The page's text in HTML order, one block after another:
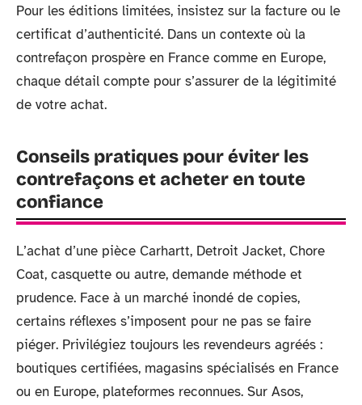
Pour les éditions limitées, insistez sur la facture ou le
certificat d’authenticité. Dans un contexte où la
contrefaçon prospère en France comme en Europe,
chaque détail compte pour s’assurer de la légitimité
de votre achat.
Conseils pratiques pour éviter les
contrefaçons et acheter en toute
confiance
L’achat d’une pièce Carhartt, Detroit Jacket, Chore
Coat, casquette ou autre, demande méthode et
prudence. Face à un marché inondé de copies,
certains réflexes s’imposent pour ne pas se faire
piéger. Privilégiez toujours les revendeurs agréés :
boutiques certifiées, magasins spécialisés en France
ou en Europe, plateformes reconnues. Sur Asos,